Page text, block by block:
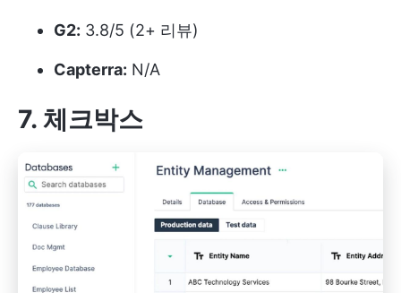
G2: 3.8/5 (2+ 리뷰)
Capterra: N/A
7. 체크박스